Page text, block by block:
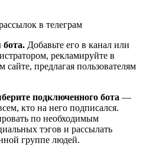
бота. Добавьте его в канал или
рекламируйте в
сайте, предлагая пользователям
подключенного бота —
кто на него подписался.
по необходимым
тэгов и рассылать
группе людей.